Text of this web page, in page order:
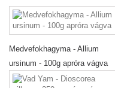
Medvefokhagyma - Allium
ursinum - 100g apróra vágva